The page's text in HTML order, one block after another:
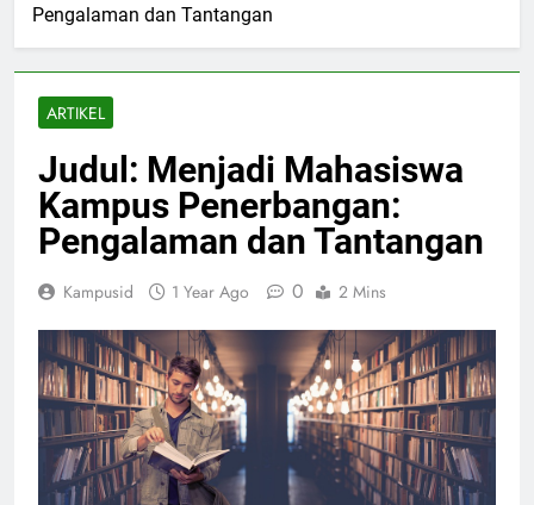
Pengalaman dan Tantangan
ARTIKEL
Judul: Menjadi Mahasiswa
Kampus Penerbangan:
Pengalaman dan Tantangan
Kampusid 1 Year Ago 0 2 Mins